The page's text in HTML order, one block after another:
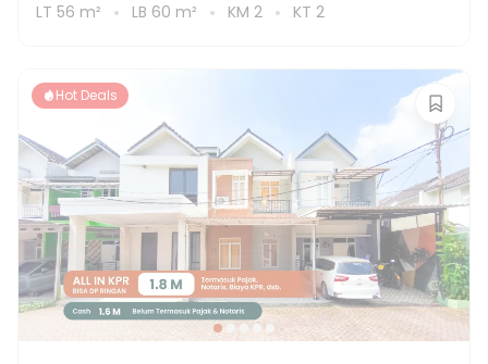
LT 56 m² LB 60 m² KM 2 KT 2
Hot Deals